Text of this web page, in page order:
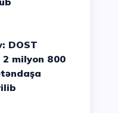
2 milyon 800